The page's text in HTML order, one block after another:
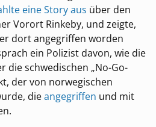
eine Story aus über den
Vorort Rinkeby, und zeigte,
dort angegriffen worden
ein Polizist davon, wie die
die schwedischen „No-Go-
der von norwegischen
dieangegriffen und mit